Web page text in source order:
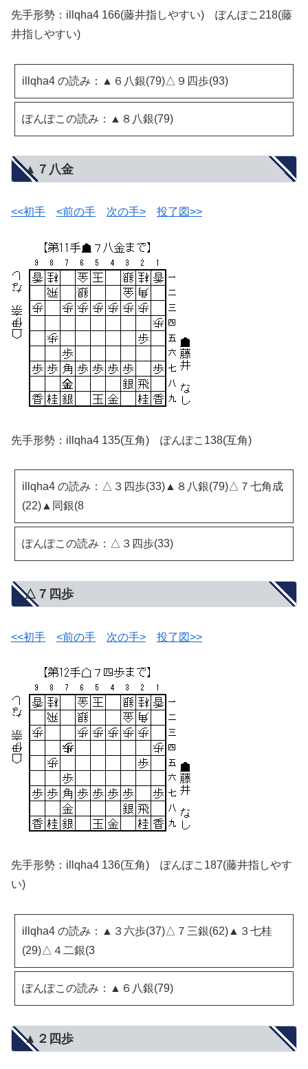
先手形勢：illqha4 166(藤井指しやすい) ぽんぽこ218(藤
井指しやすい)
illqha4 の読み：▲６八銀(79)△９四歩(93)
ぽんぽこの読み：▲８八銀(79)
▲７八金
<<初手 <前の手 次の手> 投了図>>
先手形勢：illqha4 135(互角) ぽんぽこ138(互角)
illqha4 の読み：△３四歩(33)▲８八銀(79)△７七角成
(22)▲同銀(8
ぽんぽこの読み：△３四歩(33)
△７四歩
<<初手 <前の手 次の手> 投了図>>
先手形勢：illqha4 136(互角) ぽんぽこ187(藤井指しやす
い)
illqha4 の読み：▲３六歩(37)△７三銀(62)▲３七桂
(29)△４二銀(3
ぽんぽこの読み：▲６八銀(79)
▲２四歩